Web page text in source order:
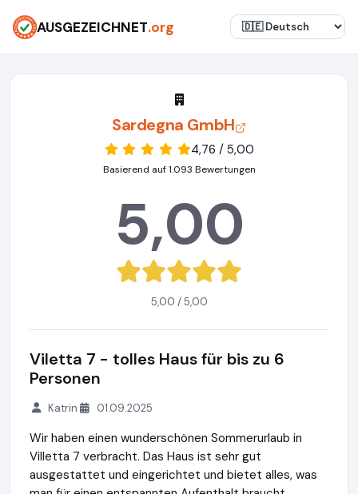
AUSGEZEICHNET.org
Sardegna GmbH
4,76 / 5,00
Basierend auf 1.093 Bewertungen
5,00
5,00 / 5,00
Viletta 7 - tolles Haus für bis zu 6
Personen
Katrin 01.09.2025
Wir haben einen wunderschönen Sommerurlaub in
Villetta 7 verbracht. Das Haus ist sehr gut
ausgestattet und eingerichtet und bietet alles, was